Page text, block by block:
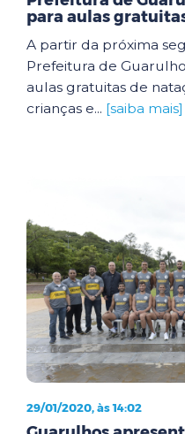
para aulas
A partir da próxima
Prefeitura de
aulas gratuitas de
crianças e... [saiba mais]
29/01/2020, às 14:02